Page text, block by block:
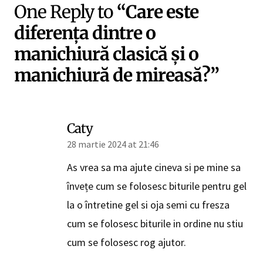
One Reply to“Care este
diferența dintre o
manichiură clasică și o
manichiură de mireasă?”
Caty
28 martie 2024 at 21:46
As vrea sa ma ajute cineva si pe mine sa
învețe cum se folosesc biturile pentru gel
la o întretine gel si oja semi cu fresza
cum se folosesc biturile in ordine nu stiu
cum se folosesc rog ajutor.